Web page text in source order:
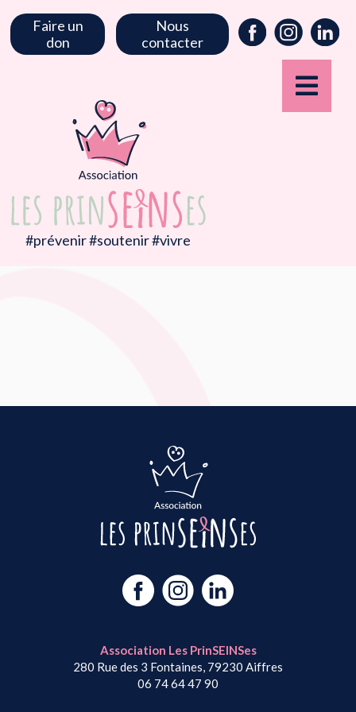
#prévenir #soutenir #vivre
Faire un
don
Nous
contacter
Association Les PrinSEINSes
280 Rue des 3 Fontaines, 79230 Aiffres
06 74 64 47 90